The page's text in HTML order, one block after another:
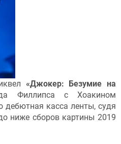
«Джокер: Безумие на
Филлипса с Хоакином
дебютная касса ленты, судя
ниже сборов картины 2019